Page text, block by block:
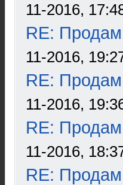
11-2016,
RE:
11-2016,
RE:
11-2016,
RE:
11-2016,
RE: